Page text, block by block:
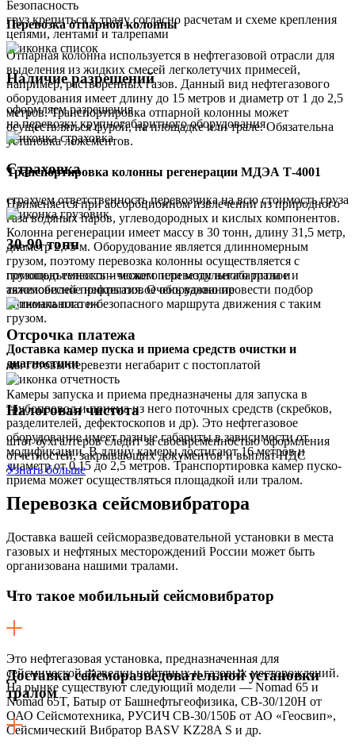
Перевозка отпарной колонны
Отпарная колонна используется в нефтегазовой отрасли для
выделения из жидких смесей легколетучих примесей,
например, растворенных газов. Данный вид нефтегазового
оборудования имеет длину до 15 метров и диаметр от 1 до 2,5
метров. Транспортировка отпарной колонны может
осуществляться фурой, на площадке или трале. Обязательна
установка ложементов.
Транспортировка колонны регенерации МДЭА Т-4001
Применяется при абсорбционном извлечении из природного
газа водяных паров, углеводородных и кислых компонентов.
Колонна регенерации имеет массу в 30 тонн, длину 31,5 метр,
диаметр 2,75 м. Оборудование является длинномерным
грузом, поэтому перевозка колонны осуществляется с
помощью телескопического или модульного трала и
автомобилей прикрытия. Очень важно провести подбор
оптимального и безопасного маршрута движения с таким
грузом.
Доставка камер пуска и приема средств очистки и
диагностики
Камеры запуска и приема предназначены для запуска в
трубопровод и приема из него поточных средств (скребков,
разделителей, дефектоскопов и др). Это нефтегазовое
оборудование имеет разные габариты в зависимости от
модификации. В длину камеры достигают 16 метров и
диаметр от 0,15 до 2,5 метров. Транспортировка камер пуско-
приема может осуществляться площадкой или тралом.
Безопасность
груз крепиться к тралу согласно расчетам и схеме крепления
цепями, лентами и талрепами
Наличие разрешений
оформляем разрешения
на перевозку крупногабаритного оборудования
Страховка
страхуем ответственность перевозчика на всю стоимость груза
30-90 тонн
грузоподъемность – можем перевезти негабаритное и
тяжеловесное нефтегазовое оборудование
Отсрочка платежа
мы готовы перевезти негабарит с постоплатой
Налоговая чистота
штат бухгалтеров следит за своевременностью оформления
отчетностей, закрывающих документов и выплат НДС
Узнать больше
Перевозка сейсмовибратора
Доставка вашей сейсморазведовательной установки в места
газовых и нефтяных месторождений России может быть
организована нашими тралами.
Что такое мобильный сейсмовибратор
Это нефтегазовая установка, предназначенная для
сейсмической разведки нефтяных и газовых месторождений.
На рынке существуют следующий модели — Nоmad 65 и
Nоmad 65T, Батыр от Башнефтьгеофизика, CВ-30/120Н от
ОАО Сейсмотехника, РУСИЧ СВ-30/150Б от АО «Геосвип»,
Сейсмический Вибратор BASV KZ28A S и др.
Доставка сейсморазведовательной установки
тралом